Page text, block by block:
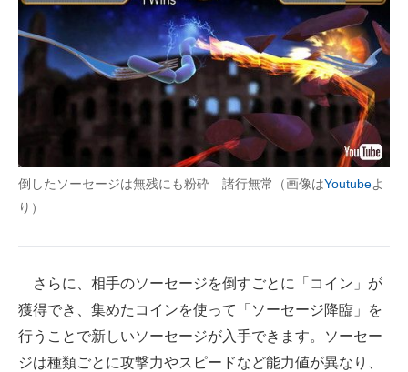
倒したソーセージは無残にも粉砕 諸行無常（画像はYoutubeよ
り）
さらに、相手のソーセージを倒すごとに「コイン」が
獲得でき、集めたコインを使って「ソーセージ降臨」を
行うことで新しいソーセージが入手できます。ソーセー
ジは種類ごとに攻撃力やスピードなど能力値が異なり、